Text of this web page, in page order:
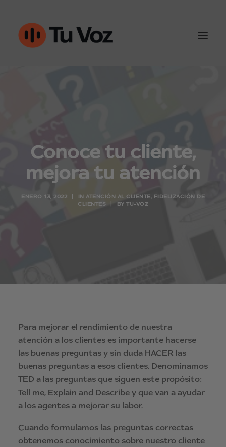
Conoce Tu-Voz
Contacto
Conoce tu cliente,
mejora tu atención
ENERO 13, 2022 IN ATENCIÓN AL CLIENTE, FIDELIZACIÓN DE
CLIENTES
BY TU-VOZ
Para mejorar el rendimiento de nuestra
atención a los clientes es importante hacerse
las buenas preguntas y sin duda HACER las
buenas preguntas a esos clientes. Denominamos
TED a las preguntas que siguen este propósito:
Tell me, Explain and Describe y que van a ayudar
a los agentes a mejorar su labor.
Cuando formulamos las preguntas correctas
obtenemos conocimiento sobre nuestro cliente